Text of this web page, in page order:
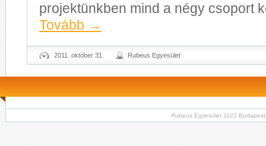
projektünkben mind a négy csoport
Tovább →
2011. október 31. Rubeus Egyesület
Rubeus Egyesület 1122